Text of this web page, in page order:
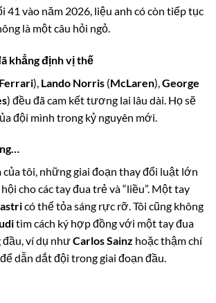
41 vào năm 2026, liệu anh có còn tiếp tục
là một câu hỏi ngỏ.
khẳng định vị thế
Ferrari), Lando Norris (McLaren), George
) đều đã cam kết tương lai lâu dài. Họ sẽ
đội mình trong kỷ nguyên mới.
của tôi, những giai đoạn thay đổi luật lớn
cho các tay đua trẻ và “liều”. Một tay
có thể tỏa sáng rực rỡ. Tôi cũng không
tìm cách ký hợp đồng với một tay đua
đầu, ví dụ nhưCarlos Sainz hoặc thậm chí
để dẫn dắt đội trong giai đoạn đầu.